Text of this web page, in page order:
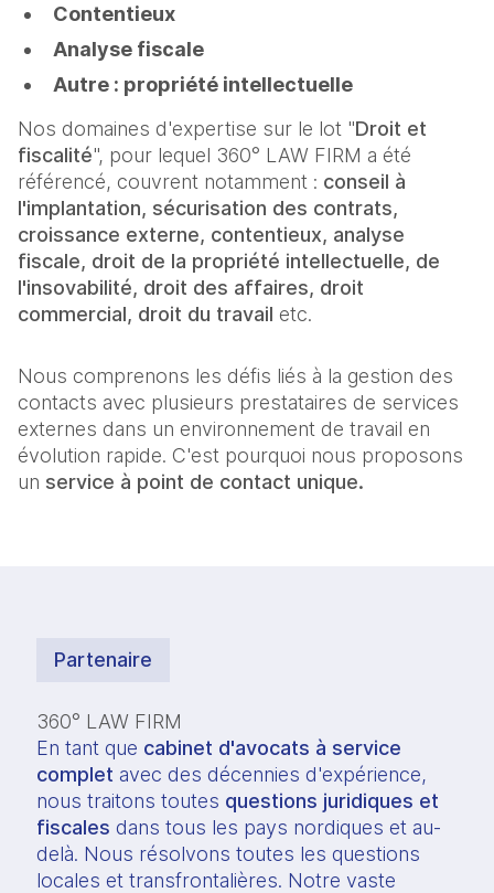
Contentieux
Analyse fiscale
Autre : propriété intellectuelle
Nos domaines d'expertise sur le lot "Droit et
fiscalité", pour lequel 360° LAW FIRM a été
référencé, couvrent notamment : conseil à
l'implantation, sécurisation des contrats,
croissance externe, contentieux, analyse
fiscale, droit de la propriété intellectuelle, de
l'insovabilité, droit des affaires, droit
commercial, droit du travail etc.
Nous comprenons les défis liés à la gestion des
contacts avec plusieurs prestataires de services
externes dans un environnement de travail en
évolution rapide. C'est pourquoi nous proposons
un service à point de contact unique.
Partenaire
360° LAW FIRM
En tant que cabinet d'avocats à service
complet avec des décennies d'expérience,
nous traitons toutes questions juridiques et
fiscales dans tous les pays nordiques et au-
delà. Nous résolvons toutes les questions
locales et transfrontalières. Notre vaste